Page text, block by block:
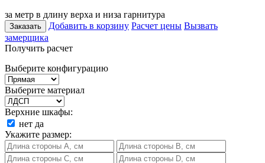
за метр в длину верха и низа гарнитура
Заказать Добавить в корзину Расчет цены Вызвать
замерщика
Получить расчет
Выберите конфигурацию
Выберите материал
Верхние шкафы:
нет да
Укажите размер: